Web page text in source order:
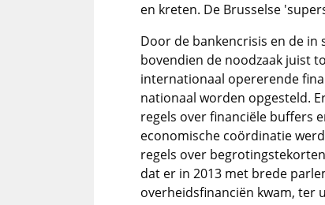
en kreten. De Brusselse
Door de bankencrisis en de
bovendien de noodzaak juist
internationaal opererende
nationaal worden opgesteld.
regels over financiële buffers
economische coördinatie
regels over
dat er in 2013 met brede
overheidsfinanciën kwam, ter